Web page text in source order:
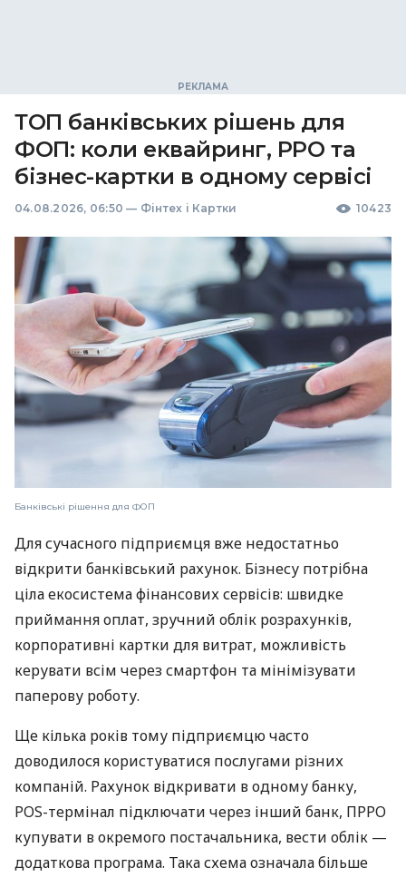
ТОП банківських рішень для
ФОП: коли еквайринг, РРО та
бізнес-картки в одному сервісі
04.08.2026, 06:50 — Фінтех і Картки 10423
Банківські рішення для ФОП
Для сучасного підприємця вже недостатньо
відкрити банківський рахунок. Бізнесу потрібна
ціла екосистема фінансових сервісів: швидке
приймання оплат, зручний облік розрахунків,
корпоративні картки для витрат, можливість
керувати всім через смартфон та мінімізувати
паперову роботу.
Ще кілька років тому підприємцю часто
доводилося користуватися послугами різних
компаній. Рахунок відкривати в одному банку,
POS-термінал підключати через інший банк, ПРРО
купувати в окремого постачальника, вести облік —
додаткова програма. Така схема означала більше